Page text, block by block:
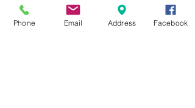
Dove siamo
Direzione
Phone Email Address Facebook